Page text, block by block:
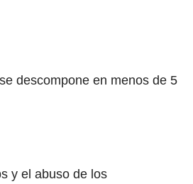
descompone en menos de 5
y el abuso de los